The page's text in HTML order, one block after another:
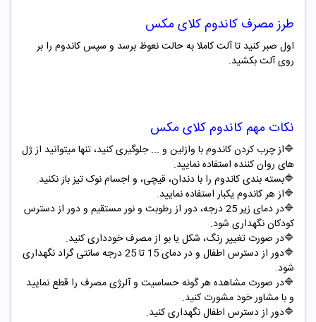
طرز مصرف کاندوم کلای مکس
اول صبر کنید تا آلت کاملا به حالت نعوظ برسد و سپس کاندوم را بر
روی آلت بکشید.
نکات مهم کاندوم کلای مکس
🔷از چرب کردن کاندوم با وازلین و ... جلوگیری کنید، تنها میتوانید از ژل
های روان کننده استفاده نمایید.
🔷بسته بندی کاندوم را با دندان، قیچی، و اجسام نوک تیز باز نکنید.
🔷از هر کاندوم یکبار استفاده نمایید.
🔷در دمای زیر 25 درجه، دور از رطوبت و نور مستقیم و دور از دسترس
کودکان نگهداری شود.
🔷در صورت تغییر رنگ، شکل یا بو از مصرف خودداری کنید.
🔷دور از دسترس اطفال و در دمای 15 تا 25 درجه سانتی گراد نگهداری
شود.
🔷در صورت مشاهده هر گونه حساسیت و آلرژی مصرف را قطع نمایید
و با مشاور خود مشورت کنید.
🔷دور از دسترس اطفال نگهداری کنید.